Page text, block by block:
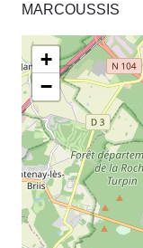
MARCOUSSIS
+
−